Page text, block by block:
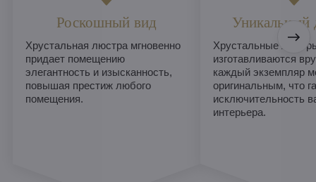
Роскошный вид
Хрустальная люстра мгновенно
придает помещению
элегантность и изысканность,
повышая престиж любого
помещения.
Уникальный
Хрустальные
изготавливаются
каждый экземпляр
оригинальным, что
исключительность
интерьера.